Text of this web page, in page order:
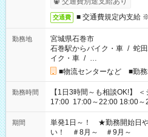
交通費 ■ 交通費規定内支給
勤務地
宮城県石巻市
石巻駅からバイク・車 / 蛇
イク・車 / …
■物流センターなど ■勤務
勤務時間
【1日3時間～も相談OK!】 ＜シフト例＞ 9:00～12:00 12:00～
17:00 17:00～22:00 18:00～21:00 など こち
お気軽にご相談ください！
期間
単発1日～！ ★勤務開始日や
い！ ＃8月～ ＃9月～